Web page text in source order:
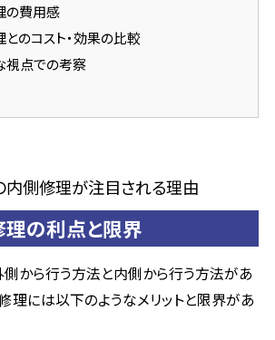
の費用感
のコスト・効果の比較
視点での考察
内側修理が注目される理由
の利点と限界
側から行う方法と内側から行う方法があ
理には以下のようなメリットと限界があ